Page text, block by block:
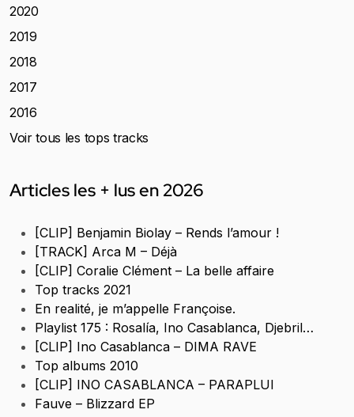
2020
2019
2018
2017
2016
Voir tous les tops tracks
Articles les + lus en 2026
[CLIP] Benjamin Biolay – Rends l’amour !
[TRACK] Arca M – Déjà
[CLIP] Coralie Clément – La belle affaire
Top tracks 2021
En realité, je m’appelle Françoise.
Playlist 175 : Rosalía, Ino Casablanca, Djebril…
[CLIP] Ino Casablanca – DIMA RAVE
Top albums 2010
[CLIP] INO CASABLANCA – PARAPLUI
Fauve – Blizzard EP